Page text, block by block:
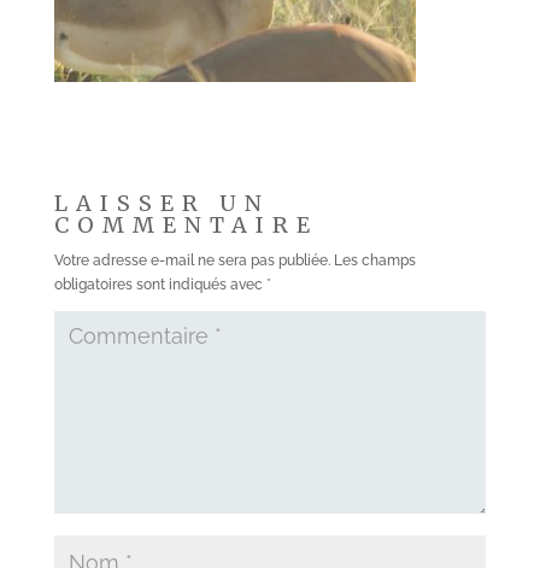
LAISSER UN
COMMENTAIRE
Votre adresse e-mail ne sera pas publiée. Les champs
obligatoires sont indiqués avec *